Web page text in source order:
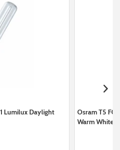
Lumilux Daylight
Osram T5
Warm White